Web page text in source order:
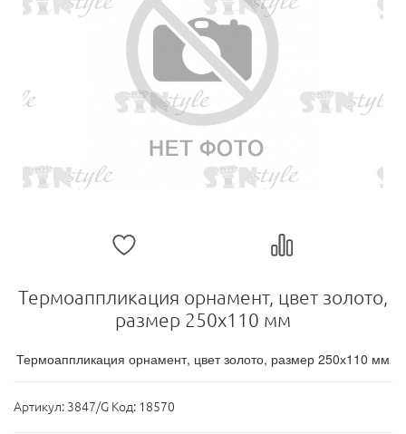
Термоаппликация орнамент, цвет золото,
размер 250х110 мм
Термоаппликация орнамент, цвет золото, размер 250х110 мм
Артикул: 3847/G Код: 18570